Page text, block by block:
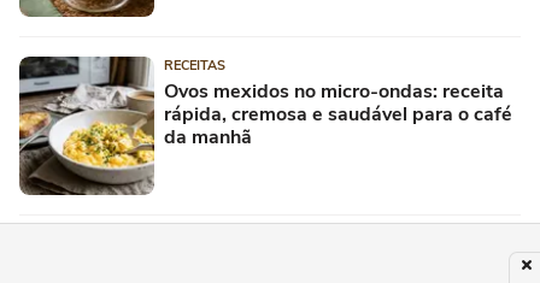
RECEITAS
Ovos mexidos no micro-ondas: receita
rápida, cremosa e saudável para o café
da manhã